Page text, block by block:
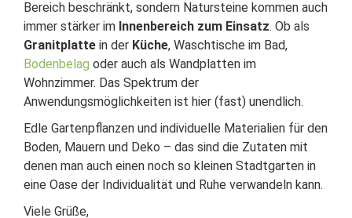
Bereich beschränkt, sondern Natursteine kommen auch
immer stärker im Innenbereich zum Einsatz. Ob als
Granitplatte in der Küche, Waschtische im Bad,
Bodenbelag oder auch als Wandplatten im
Wohnzimmer. Das Spektrum der
Anwendungsmöglichkeiten ist hier (fast) unendlich.
Edle Gartenpflanzen und individuelle Materialien für den
Boden, Mauern und Deko – das sind die Zutaten mit
denen man auch einen noch so kleinen Stadtgarten in
eine Oase der Individualität und Ruhe verwandeln kann.
Viele Grüße,